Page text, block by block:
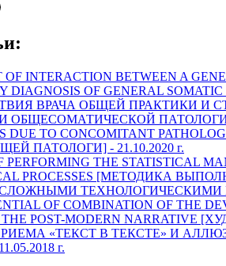
OF INTERACTION BETWEEN A
DIAGNOSIS OF GENERAL
ВРАЧА ОБЩЕЙ ПРАКТИКИ И
ОБЩЕСОМАТИЧЕСКОЙ
DUE TO CONCOMITANT
ПАТОЛОГИ] - 21.10.2020 г.
PERFORMING THE STATISTICAL
PROCESSES [МЕТОДИКА
OF COMBINATION OF THE
THE POST-MODERN
«ТЕКСТ В ТЕКСТЕ» И
11.05.2018 г.